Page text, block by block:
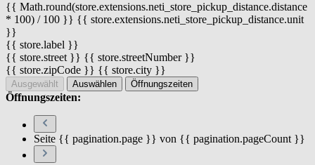
{{ Math.round(store.extensions.neti_store_pickup_distance.distance
* 100) / 100 }} {{ store.extensions.neti_store_pickup_distance.unit
}}
{{ store.label }}
{{ store.street }} {{ store.streetNumber }}
{{ store.zipCode }} {{ store.city }}
Ausgewählt Auswählen Öffnungszeiten
Öffnungszeiten:
Seite {{ pagination.page }} von {{ pagination.pageCount }}